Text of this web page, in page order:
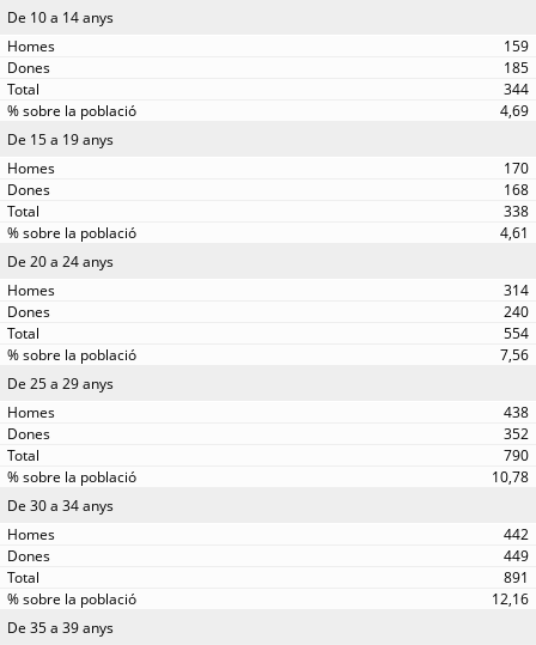
De 10 a 14 anys
159
185
344
4,69
De 15 a 19 anys
170
168
338
4,61
De 20 a 24 anys
314
240
554
7,56
De 25 a 29 anys
438
352
790
10,78
De 30 a 34 anys
442
449
891
12,16
De 35 a 39 anys